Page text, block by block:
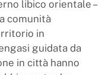
libico orientale –
comunità
in
guidata da
in città hanno